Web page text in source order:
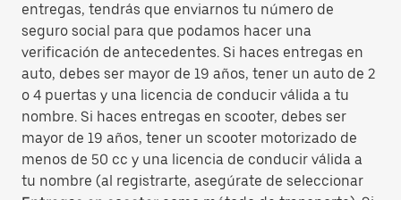
entregas, tendrás que enviarnos tu número de
seguro social para que podamos hacer una
verificación de antecedentes. Si haces entregas en
auto, debes ser mayor de 19 años, tener un auto de 2
o 4 puertas y una licencia de conducir válida a tu
nombre. Si haces entregas en scooter, debes ser
mayor de 19 años, tener un scooter motorizado de
menos de 50 cc y una licencia de conducir válida a
tu nombre (al registrarte, asegúrate de seleccionar